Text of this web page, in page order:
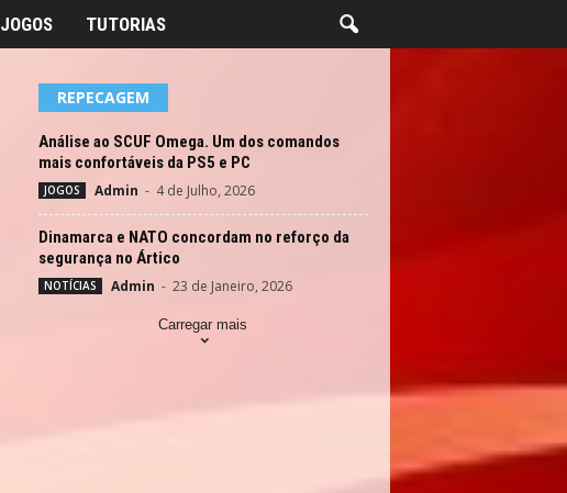
JOGOS TUTORIAS
REPECAGEM
Análise ao SCUF Omega. Um dos comandos
mais confortáveis da PS5 e PC
JOGOS Admin - 4 de Julho, 2026
Dinamarca e NATO concordam no reforço da
segurança no Ártico
NOTÍCIAS Admin - 23 de Janeiro, 2026
Carregar mais